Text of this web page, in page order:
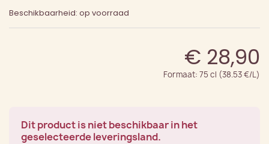
Beschikbaarheid: op voorraad
€ 28,90
Formaat: 75 cl (38.53 €/L)
Dit product is niet beschikbaar in het
geselecteerde leveringsland.